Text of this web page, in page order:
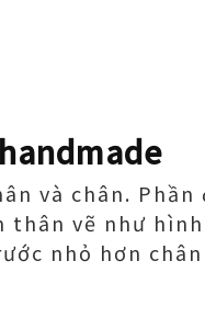
và chân. Phần
thân vẽ như
nhỏ hơn